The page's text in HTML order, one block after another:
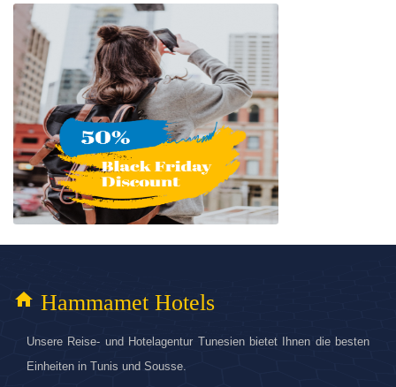
home Hammamet Hotels
Unsere Reise- und Hotelagentur Tunesien bietet Ihnen die besten
Einheiten in Tunis und Sousse.